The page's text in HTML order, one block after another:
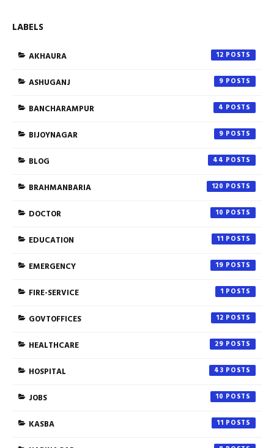
LABELS
AKHAURA 12
ASHUGANJ 9
BANCHARAMPUR 4
BIJOYNAGAR 9
BLOG 44
BRAHMANBARIA 120
DOCTOR 10
EDUCATION 11
EMERGENCY 19
FIRE-SERVICE 1
GOVTOFFICES 12
HEALTHCARE 29
HOSPITAL 43
JOBS 10
KASBA 11